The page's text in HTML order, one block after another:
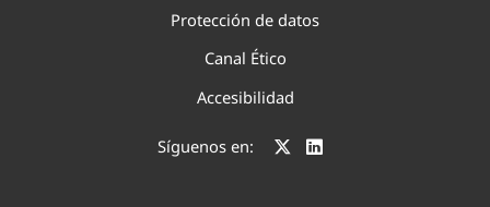
Protección de datos
Canal Ético
Accesibilidad
Síguenos en: